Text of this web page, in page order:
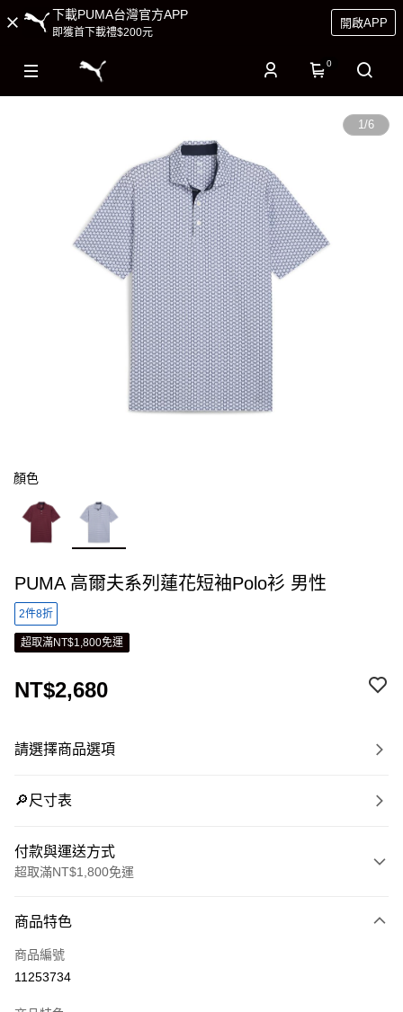
下載PUMA台灣官方APP
即獲首下載禮$200元
開啟APP
0
1/6
顏色
PUMA 高爾夫系列蓮花短袖Polo衫 男性
2件8折
超取滿NT$1,800免運
NT$2,680
請選擇商品選項
🔎尺寸表
付款與運送方式
超取滿NT$1,800免運
信用卡一次付款
LINE Pay
商品特色
商品編號
11253734